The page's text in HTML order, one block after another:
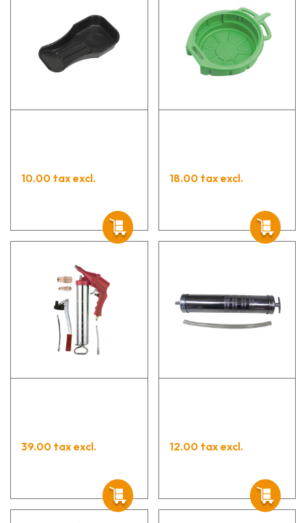
10.00 tax excl. 18.00 tax excl.
39.00 tax excl. 12.00 tax excl.